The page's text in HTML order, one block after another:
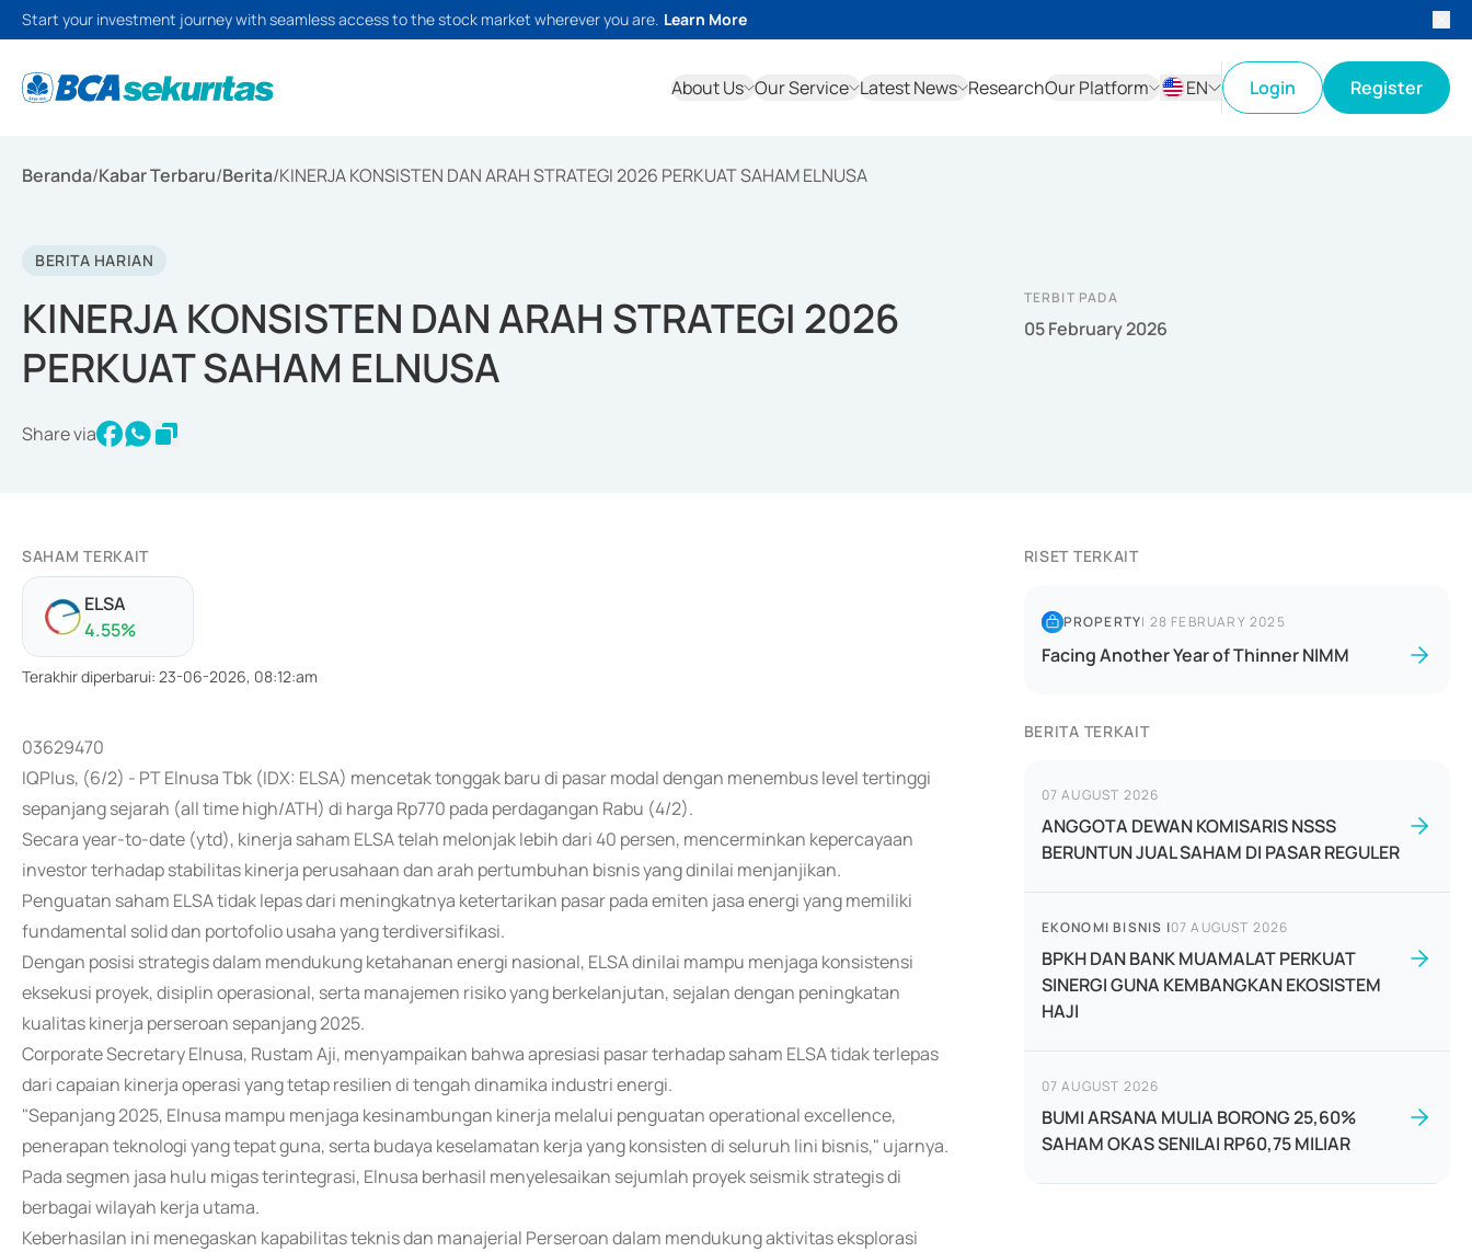
Start your investment journey with seamless access to the stock market wherever you are. Learn More
About Us Our Service Latest News ResearchOur Platform
EN
Login Register
Beranda/Kabar Terbaru/Berita/KINERJA KONSISTEN DAN ARAH STRATEGI 2026 PERKUAT SAHAM ELNUSA
BERITA HARIAN
KINERJA KONSISTEN DAN ARAH STRATEGI 2026
PERKUAT SAHAM ELNUSA
Share via
TERBIT PADA
05 February 2026
SAHAM TERKAIT
ELSA
4.55%
Terakhir diperbarui: 23-06-2026, 08:12:am
03629470
IQPlus, (6/2) - PT Elnusa Tbk (IDX: ELSA) mencetak tonggak baru di pasar modal dengan menembus level tertinggi
sepanjang sejarah (all time high/ATH) di harga Rp770 pada perdagangan Rabu (4/2).
Secara year-to-date (ytd), kinerja saham ELSA telah melonjak lebih dari 40 persen, mencerminkan kepercayaan
investor terhadap stabilitas kinerja perusahaan dan arah pertumbuhan bisnis yang dinilai menjanjikan.
Penguatan saham ELSA tidak lepas dari meningkatnya ketertarikan pasar pada emiten jasa energi yang memiliki
fundamental solid dan portofolio usaha yang terdiversifikasi.
Dengan posisi strategis dalam mendukung ketahanan energi nasional, ELSA dinilai mampu menjaga konsistensi
eksekusi proyek, disiplin operasional, serta manajemen risiko yang berkelanjutan, sejalan dengan peningkatan
kualitas kinerja perseroan sepanjang 2025.
Corporate Secretary Elnusa, Rustam Aji, menyampaikan bahwa apresiasi pasar terhadap saham ELSA tidak terlepas
dari capaian kinerja operasi yang tetap resilien di tengah dinamika industri energi.
"Sepanjang 2025, Elnusa mampu menjaga kesinambungan kinerja melalui penguatan operational excellence,
penerapan teknologi yang tepat guna, serta budaya keselamatan kerja yang konsisten di seluruh lini bisnis," ujarnya.
Pada segmen jasa hulu migas terintegrasi, Elnusa berhasil menyelesaikan sejumlah proyek seismik strategis di
berbagai wilayah kerja utama.
Keberhasilan ini menegaskan kapabilitas teknis dan manajerial Perseroan dalam mendukung aktivitas eksplorasi
RISET TERKAIT
PROPERTY| 28 FEBRUARY 2025
Facing Another Year of Thinner NIMM
BERITA TERKAIT
07 AUGUST 2026
ANGGOTA DEWAN KOMISARIS NSSS
BERUNTUN JUAL SAHAM DI PASAR REGULER
EKONOMI BISNIS |07 AUGUST 2026
BPKH DAN BANK MUAMALAT PERKUAT
SINERGI GUNA KEMBANGKAN EKOSISTEM
HAJI
07 AUGUST 2026
BUMI ARSANA MULIA BORONG 25,60%
SAHAM OKAS SENILAI RP60,75 MILIAR